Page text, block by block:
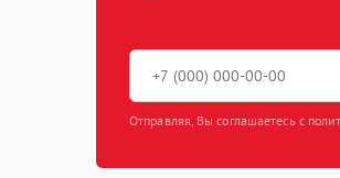
Отправляя, Вы соглашаетесь с